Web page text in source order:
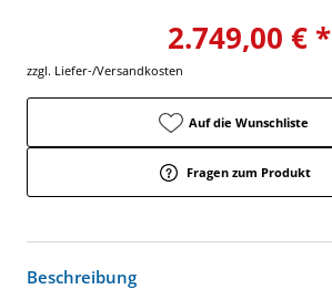
2.749,00 € *
zzgl. Liefer-/Versandkosten
Auf die Wunschliste
Fragen zum Produkt
Beschreibung